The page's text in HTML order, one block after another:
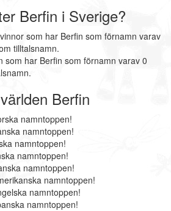
Berfin i Sverige?
som har Berfin som förnamn varav
tilltalsnamn.
som har Berfin som förnamn varav 0
Berfin
namntoppen!
namntoppen!
namntoppen!
namntoppen!
namntoppen!
namntoppen!
namntoppen!
namntoppen!